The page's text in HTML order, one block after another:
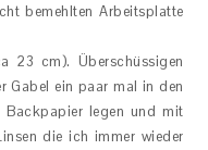
bemehlten Arbeitsplatte
23 cm). Überschüssigen
Gabel ein paar mal in den
Backpapier legen und mit
die ich immer wieder